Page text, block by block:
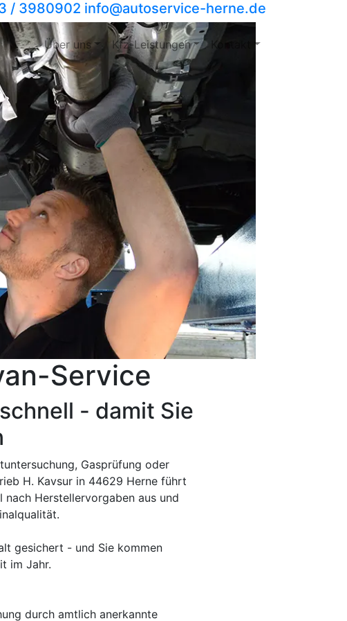
/ 3980902 info​@autoservice-herne.de
Über uns Kfz-Leistungen Kontakt
Service
- damit Sie
Gasprüfung oder
H. Kavsur in 44629 Herne führt
Herstellervorgaben aus und
gesichert - und Sie kommen
im Jahr.
durch amtlich anerkannte